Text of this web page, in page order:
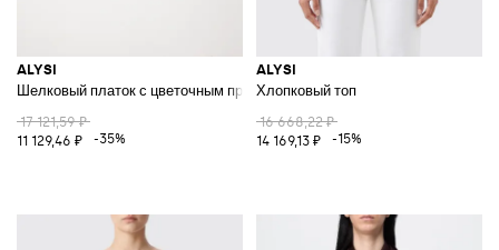
ALYSI
Шелковый платок с цветочным принтом
17 121,59 ₽
11 129,46 ₽
-35%
ALYSI
Хлопковый топ
16 668,22 ₽
14 169,13 ₽
-15%